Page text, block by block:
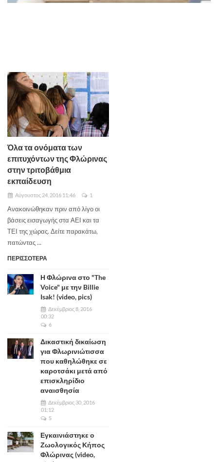
Όλα τα ονόματα των
επιτυχόντων της Φλώρινας
στην τριτοβάθμια
εκπαίδευση
Αύγουστος 24, 2016 11:46 1
Ανακοινώθηκαν πριν από λίγο οι
βάσεις εισαγωγής στα ΑΕΙ και τα
ΤΕΙ της χώρας. Δείτε παρακάτω,
πατώντας ...
ΠΕΡΙΣΣΟΤΕΡΑ
Η Φλώρινα στο "The
Voice" με την Billie
Isak! (video, pics)
Δεκέμβριος 8, 2016
00:32
6
Δικαστική δικαίωση
για Φλωρινιώτισσα
που καθηλώθηκε σε
καροτσάκι μετά από
επισκληρίδιο
αναισθησία
Δεκέμβριος 30, 2016
01:12
5
Εγκαινιάστηκε ο
Ζωολογικός Κήπος
Φλώρινας (video,